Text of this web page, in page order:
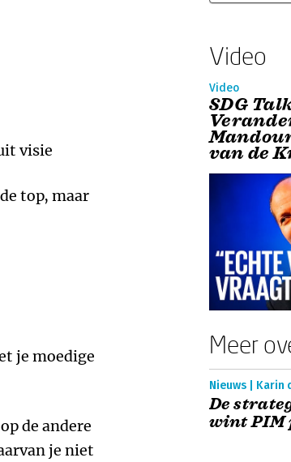
visie
top, maar
je moedige
de andere
je niet
Video
Video
SDG
van de
Meer
Nieuws | Karin
De
wint